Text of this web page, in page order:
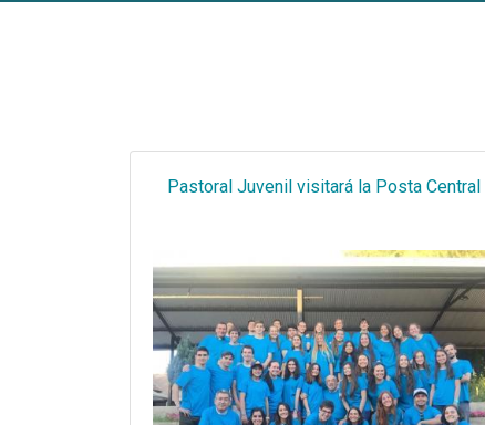
Pastoral Juvenil visitará la Posta Central